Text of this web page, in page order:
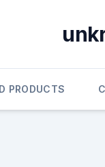
PRODUCTS